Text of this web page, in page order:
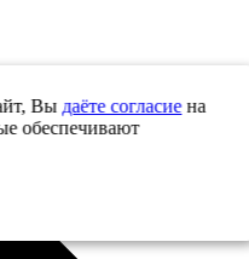
Вы даёте согласиена
обеспечивают